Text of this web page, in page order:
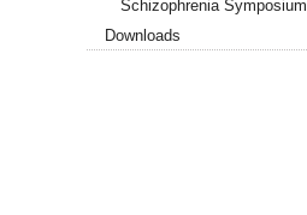
Schizophrenia Symposium
Downloads